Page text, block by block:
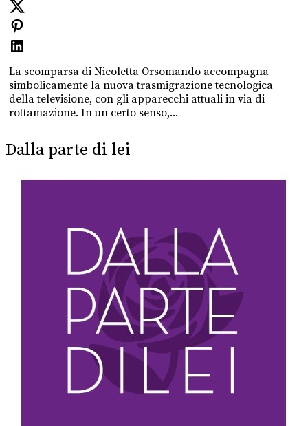
La scomparsa di Nicoletta Orsomando accompagna
simbolicamente la nuova trasmigrazione tecnologica
della televisione, con gli apparecchi attuali in via di
rottamazione. In un certo senso,...
Dalla parte di lei